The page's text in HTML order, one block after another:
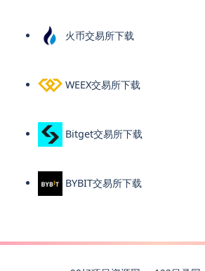
火币交易所下载
WEEX交易所下载
Bitget交易所下载
BYBIT交易所下载